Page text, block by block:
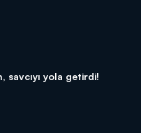
savcıyı yola getirdi!